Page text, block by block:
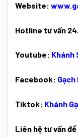
Website:
Hotline tư vấn
Youtube: Khánh
Facebook:
Tiktok: Khánh
Liên hệ tư vấn